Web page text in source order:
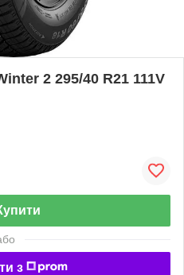
2 295/40 R21 111V
з